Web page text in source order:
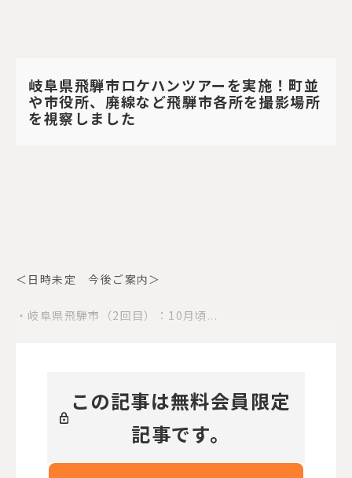
＜日時未定 今後ご案内＞
・岐阜県飛騨市（2回目）：10月頃...
この記事は無料会員限定
記事です。